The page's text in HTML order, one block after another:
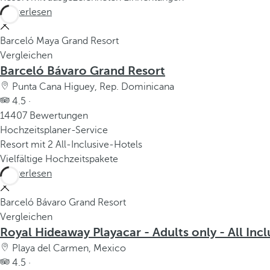
Weiterlesen
Barceló Maya Grand Resort
Vergleichen
Barceló Bávaro Grand Resort
Punta Cana Higuey, Rep. Dominicana
4.5 ·
14407 Bewertungen
Hochzeitsplaner-Service
Resort mit 2 All-Inclusive-Hotels
Vielfältige Hochzeitspakete
Weiterlesen
Barceló Bávaro Grand Resort
Vergleichen
Royal Hideaway Playacar - Adults only - All
Playa del Carmen, Mexico
4.5 ·